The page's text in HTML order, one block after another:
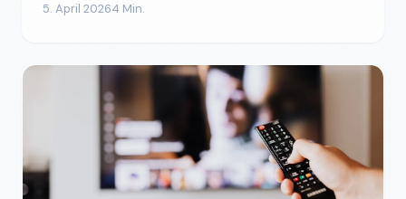
5. April 20264 Min.